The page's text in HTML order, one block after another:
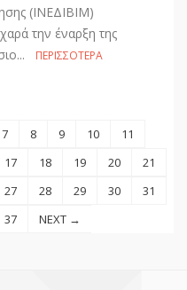
(ΙΝΕΔΙΒΙΜ)
την έναρξη της
ΠΕΡΙΣΣΌΤΕΡΑ
7 8 9 10
11
17 18 19 20
21
27 28 29 30
31
37 NEXT →